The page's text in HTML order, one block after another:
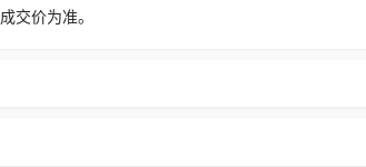
交价为准。